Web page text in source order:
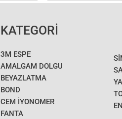
KATEGORİ
3M ESPE
AMALGAM DOLGU
BEYAZLATMA
BOND
CEM İYONOMER
FANTA